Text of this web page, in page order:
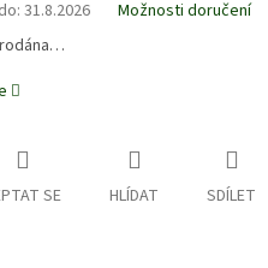
31.8.2026
Možnosti doručení
SE HLÍDAT SDÍLET